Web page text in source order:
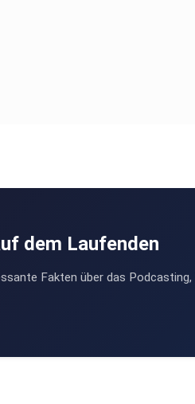
dem Laufenden
Fakten über das